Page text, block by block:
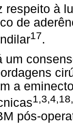
respeito à
de
17.
um
a
pós-